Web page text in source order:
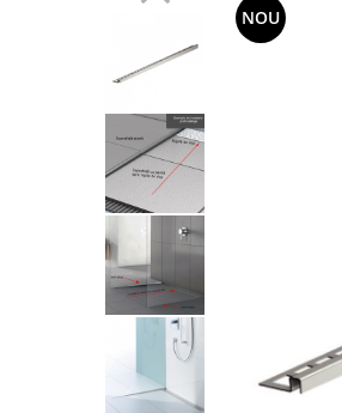
Accesorii Gips Carton
Benzi Gips Carton
Coltare pentru profile UA
Elemente de fixare
Brida Gips Carton
Finisare Gips Carton
Ipsos si Pasta Imbinare
Ipsos Adeziv Gips Carton
NOU